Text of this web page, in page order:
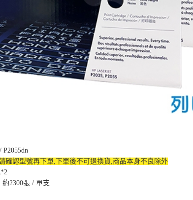
P2055dn
確認型號再下單,下單後不可退換貨,商品本身不良除外
2300張 / 單支